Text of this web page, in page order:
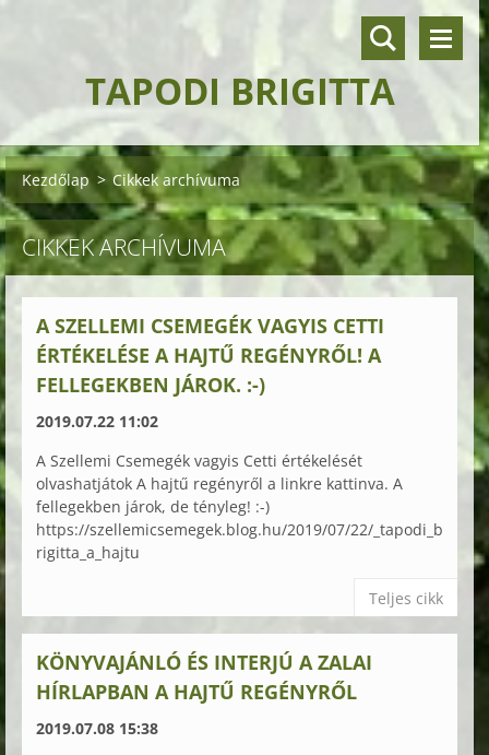
TAPODI BRIGITTA
Kezdőlap > Cikkek archívuma
CIKKEK ARCHÍVUMA
A SZELLEMI CSEMEGÉK VAGYIS CETTI
ÉRTÉKELÉSE A HAJTŰ REGÉNYRŐL! A
FELLEGEKBEN JÁROK. :-)
2019.07.22 11:02
A Szellemi Csemegék vagyis Cetti értékelését
olvashatjátok A hajtű regényről a linkre kattinva. A
fellegekben járok, de tényleg! :-)
https://szellemicsemegek.blog.hu/2019/07/22/_tapodi_b
rigitta_a_hajtu
Teljes cikk
KÖNYVAJÁNLÓ ÉS INTERJÚ A ZALAI
HÍRLAPBAN A HAJTŰ REGÉNYRŐL
2019.07.08 15:38